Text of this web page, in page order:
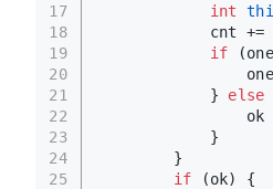
17
18
19
20
21
22
23
24
25
int
cnt +=
if
            }
else
ok
            }
        }
if (ok) {